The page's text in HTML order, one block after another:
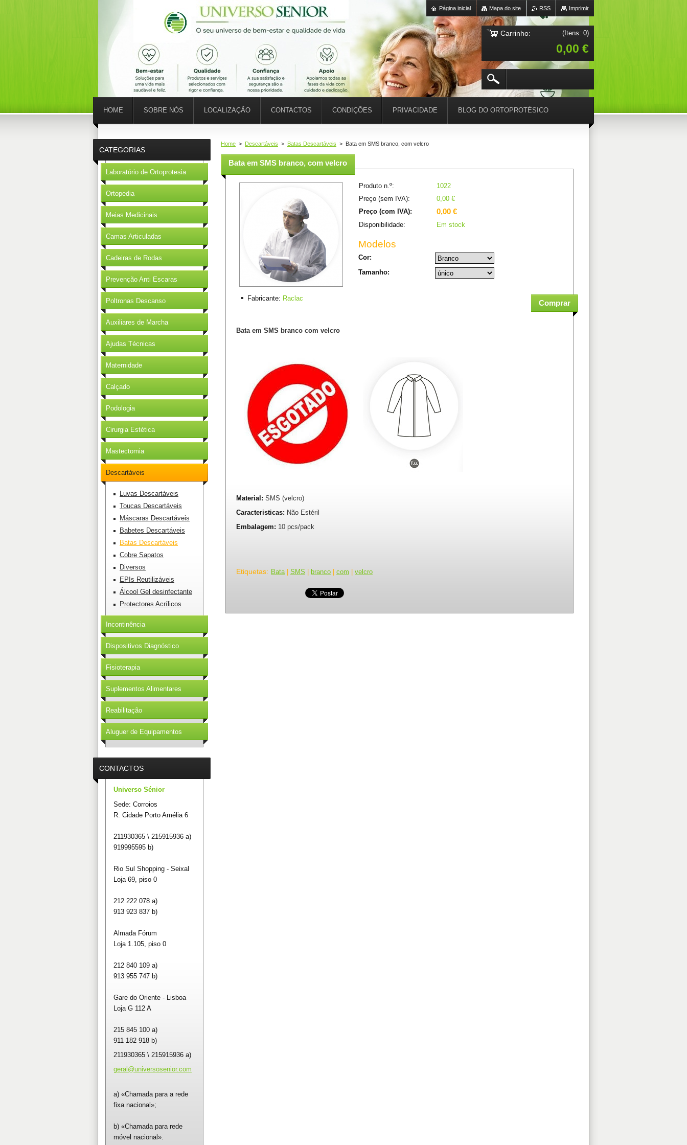
Home > Descartáveis > Batas Descartáveis > Bata em SMS branco, com velcro
Bata em SMS branco, com velcro
Produto n.º:
1022
Preço (sem IVA):
0,00 €
Preço (com IVA):
0,00 €
Disponibilidade: Em stock
Modelos
Cor:
Tamanho:
Fabricante: Raclac
Bata em SMS branco com velcro
Material: SMS (velcro)
Caracteristicas: Não Estéril
Embalagem: 10 pcs/pack
Etiquetas: Bata SMS branco com velcro
CATEGORIAS
Laboratório de Ortoprotesia
Ortopedia
Meias Medicinais
Camas Articuladas
Cadeiras de Rodas
Prevenção Anti Escaras
Poltronas Descanso
Auxiliares de Marcha
Ajudas Técnicas
Maternidade
Calçado
Podologia
Cirurgia Estética
Mastectomia
Descartáveis
Luvas Descartáveis
Toucas Descartáveis
Máscaras Descartáveis
Babetes Descartáveis
Batas Descartáveis
Cobre Sapatos
Diversos
EPIs Reutilizáveis
Álcool Gel desinfectante
Protectores Acrílicos
Incontinência
Dispositivos Diagnóstico
Fisioterapia
Suplementos Alimentares
Reabilitação
Aluguer de Equipamentos
CONTACTOS
Universo Sénior
Sede: Corroios
R. Cidade Porto Amélia 6
211930365 \ 215915936 a)
919995595 b)
Rio Sul Shopping - Seixal
Loja 69, piso 0
212 222 078 a)
913 923 837 b)
Almada Fórum
Loja 1.105, piso 0
212 840 109 a)
913 955 747 b)
Gare do Oriente - Lisboa
Loja G 112 A
215 845 100 a)
911 182 918 b)
211930365 \ 215915936 a)
geral@universosenior.com
a) «Chamada para a rede
fixa nacional»;
b) «Chamada para rede
móvel nacional».
HOME SOBRE NÓS LOCALIZAÇÃO CONTACTOS CONDIÇÕES PRIVACIDADE BLOG DO ORTOPROTÉSICO
Imprimir
RSS
Mapa do site
Página inicial
Carrinho: (Itens: 0)
0,00 €